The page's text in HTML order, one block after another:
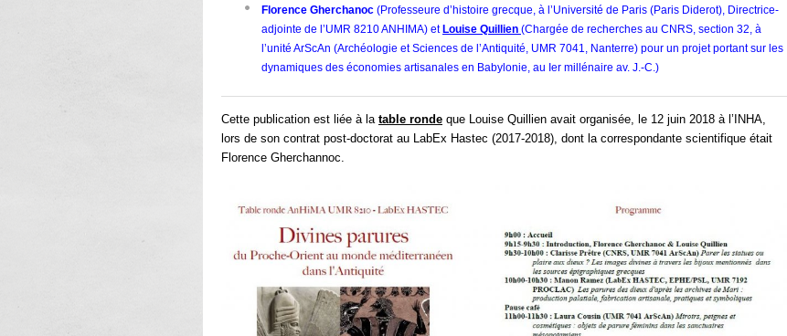
Florence Gherchanoc (Professeure d’histoire grecque, à l’Université de Paris (Paris Diderot), Directrice-
adjointe de l’UMR 8210 ANHIMA) et Louise Quillien (Chargée de recherches au CNRS, section 32, à
l’unité ArScAn (Archéologie et Sciences de l’Antiquité, UMR 7041, Nanterre) pour un projet portant sur les
dynamiques des économies artisanales en Babylonie, au Ier millénaire av. J.-C.)
Cette publication est liée à la table ronde que Louise Quillien avait organisée, le 12 juin 2018 à l’INHA,
lors de son contrat post-doctorat au LabEx Hastec (2017-2018), dont la correspondante scientifique était
Florence Gherchannoc.